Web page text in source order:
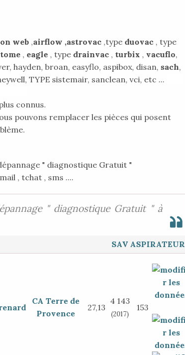
web,airflow ,astrovac,type duovac, type
, eagle , type drainvac , turbix , vacuflo,
hayden, broan, easyflo, aspibox, disan, sach,
TYPE sistemair, sanclean, vci, etc ...
connus.
pouvons remplacer les pièces qui posent
" diagnostique Gratuit "
, tchat , sms ....
" diagnostique Gratuit " à
SAV ASPIRATEUR
CA Terre de
Provence
27,13
4 143
(2017)
153